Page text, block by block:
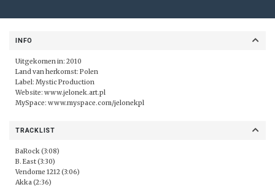
INFO
Uitgekomen in: 2010
Land van herkomst: Polen
Label: Mystic Production
Website: www.jelonek.art.pl
MySpace: www.myspace.com/jelonekpl
TRACKLIST
BaRock (3:08)
B. East (3:30)
Vendome 1212 (3:06)
Akka (2:36)